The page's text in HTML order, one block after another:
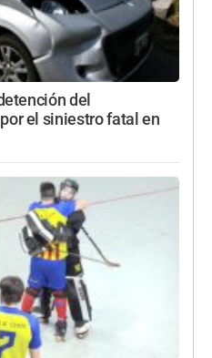
del
el siniestro fatal en